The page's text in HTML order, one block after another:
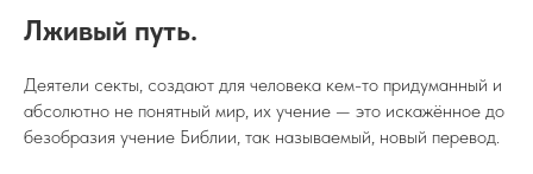
Лживый путь.
Деятели секты, создают для человека кем-то придуманный и
абсолютно не понятный мир, их учение — это искажённое до
безобразия учение Библии, так называемый, новый перевод.